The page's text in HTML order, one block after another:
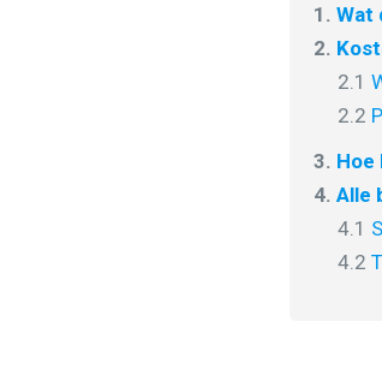
1. Wat
2.
2.1
2.2
3. Hoe
4. Alle
4.1
4.2